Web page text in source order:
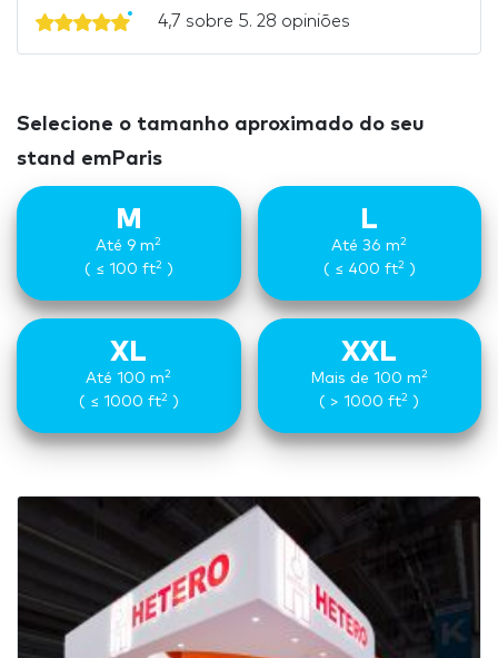
4,7 sobre 5. 28 opiniões
Selecione o tamanho aproximado do seu
stand emParis
M
Até 9 m2
( ≤ 100 ft2)
L
Até 36 m2
( ≤ 400 ft2)
XL
Até 100 m2
( ≤ 1000 ft2)
XXL
Mais de 100 m2
( > 1000 ft2 )